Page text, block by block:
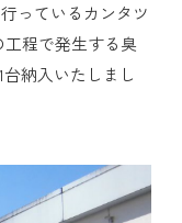
っているカンタツ
程で発生する臭
納入いたしまし